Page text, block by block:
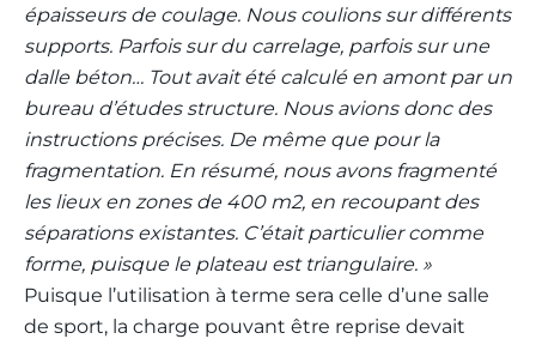
épaisseurs de coulage. Nous coulions sur différents
supports. Parfois sur du carrelage, parfois sur une
dalle béton… Tout avait été calculé en amont par un
bureau d’études structure. Nous avions donc des
instructions précises. De même que pour la
fragmentation. En résumé, nous avons fragmenté
les lieux en zones de 400 m2, en recoupant des
séparations existantes. C’était particulier comme
forme, puisque le plateau est triangulaire. »
Puisque l’utilisation à terme sera celle d’une salle
de sport, la charge pouvant être reprise devait